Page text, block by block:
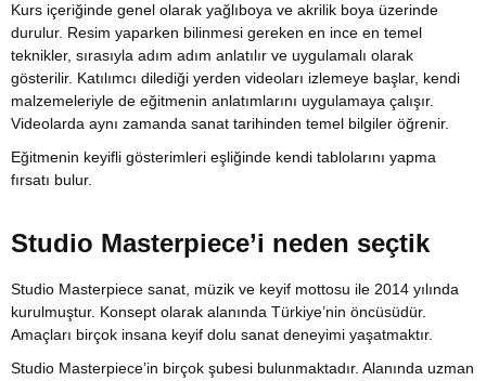
Kurs içeriğinde genel olarak yağlıboya ve akrilik boya üzerinde
durulur. Resim yaparken bilinmesi gereken en ince en temel
teknikler, sırasıyla adım adım anlatılır ve uygulamalı olarak
gösterilir. Katılımcı dilediği yerden videoları izlemeye başlar, kendi
malzemeleriyle de eğitmenin anlatımlarını uygulamaya çalışır.
Videolarda aynı zamanda sanat tarihinden temel bilgiler öğrenir.
Eğitmenin keyifli gösterimleri eşliğinde kendi tablolarını yapma
fırsatı bulur.
Studio Masterpiece’i neden seçtik
Studio Masterpiece sanat, müzik ve keyif mottosu ile 2014 yılında
kurulmuştur. Konsept olarak alanında Türkiye’nin öncüsüdür.
Amaçları birçok insana keyif dolu sanat deneyimi yaşatmaktır.
Studio Masterpiece’in birçok şubesi bulunmaktadır. Alanında uzman